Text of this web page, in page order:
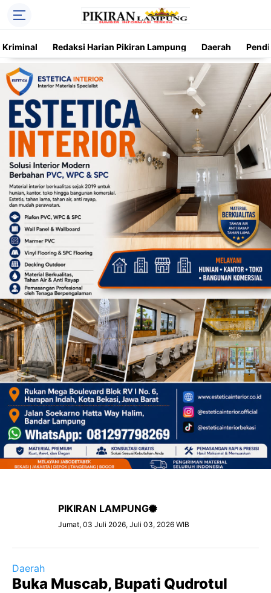
Kriminal Redaksi Harian Pikiran Lampung Daerah
Trending Kriminal Nasional
PIKIRAN LAMPUNG
Jumat, 03 Juli 2026, Juli 03, 2026 WIB
Daerah
Buka Muscab, Bupati Qudrotul